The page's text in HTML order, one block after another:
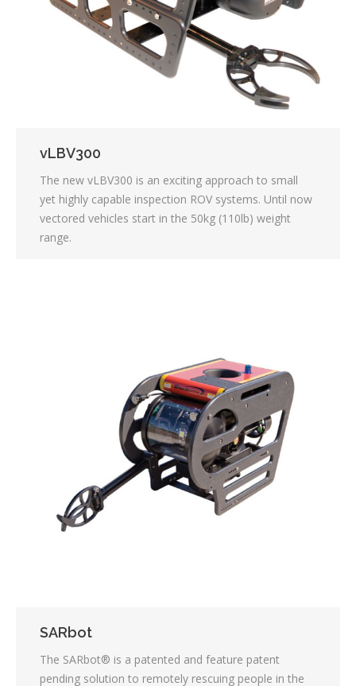
vLBV300
The new vLBV300 is an exciting approach to small
yet highly capable inspection ROV systems. Until now
vectored vehicles start in the 50kg (110lb) weight
range.
SARbot
The SARbot® is a patented and feature patent
pending solution to remotely rescuing people in the